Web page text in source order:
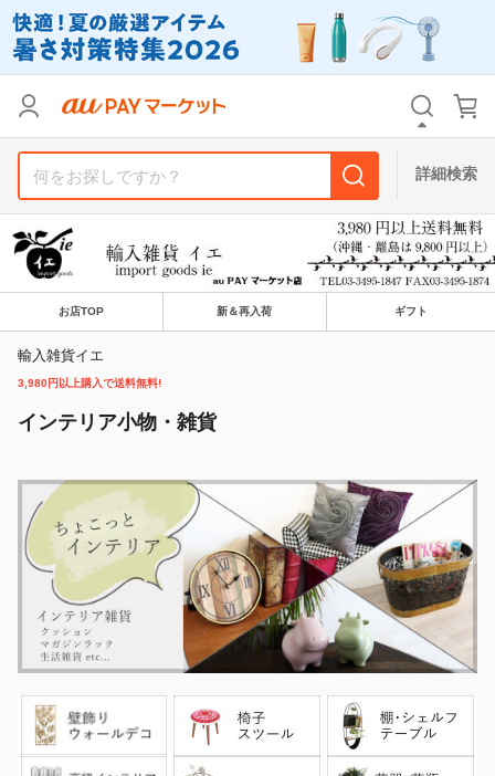
詳細検索
お店TOP 新＆再入荷 ギフト
輸入雑貨イエ
3,980円以上購入で送料無料!
インテリア小物・雑貨
支払い方法
その他の条件
送料無料
Pontaパス特典対象すべて
キーワード
除外ワード